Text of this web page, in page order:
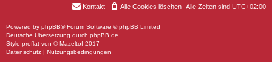
Alle Zeiten sind UTC+02:00
Alle Cookies löschen
Kontakt
Powered by phpBB® Forum Software © phpBB Limited
Deutsche Übersetzung durch phpBB.de
Style proflat von ©Mazeltof 2017
Datenschutz | Nutzungsbedingungen